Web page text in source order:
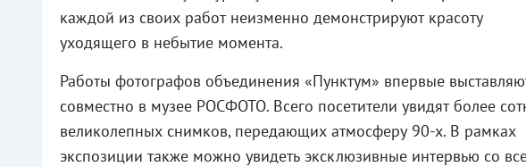
каждой из своих работ неизменно демонстрируют красоту
уходящего в небытие момента.
Работы фотографов объединения «Пунктум» впервые
совместно в музее РОСФОТО. Всего посетители увидят более
великолепных снимков, передающих атмосферу 90-х. В рамках
экспозиции также можно увидеть эксклюзивные интервью со